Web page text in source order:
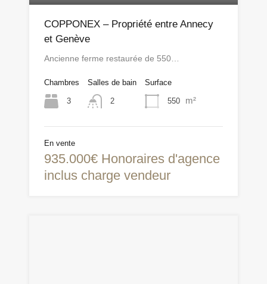
COPPONEX – Propriété entre Annecy
et Genève
Ancienne ferme restaurée de 550…
Chambres
3
Salles de bain
2
Surface
550 m²
En vente
935.000€ Honoraires d'agence
inclus charge vendeur